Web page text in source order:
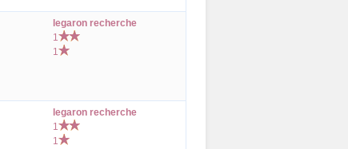
legaron recherche
1
1
legaron recherche
1
1